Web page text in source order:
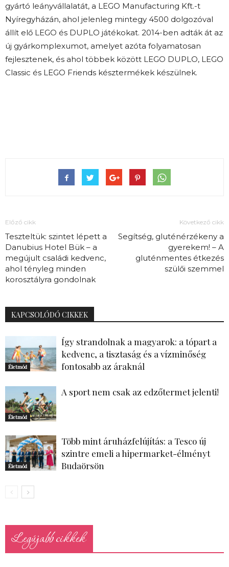
gyártó leányvállalatát, a LEGO Manufacturing Kft.-t
Nyíregyházán, ahol jelenleg mintegy 4500 dolgozóval
állít elő LEGO és DUPLO játékokat. 2014-ben adták át az
új gyárkomplexumot, amelyet azóta folyamatosan
fejlesztenek, és ahol többek között LEGO DUPLO, LEGO
Classic és LEGO Friends késztermékek készülnek.
Előző cikk
Teszteltük: szintet lépett a
Danubius Hotel Bük – a
megújult családi kedvenc,
ahol tényleg minden
korosztályra gondolnak
Következő cikk
Segítség, gluténérzékeny a
gyerekem! – A
gluténmentes étkezés
szülői szemmel
KAPCSOLÓDÓ CIKKEK
Életmód
Így strandolnak a magyarok: a tópart a
kedvenc, a tisztaság és a vízminőség
fontosabb az áraknál
Életmód
A sport nem csak az edzőtermet jelenti!
Életmód
Több mint áruházfelújítás: a Tesco új
szintre emeli a hipermarket-élményt
Budaörsön
Legújabb cikkek